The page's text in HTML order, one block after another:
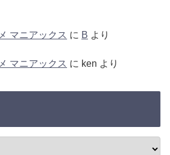
マニアックス に B より
マニアックス に ken より